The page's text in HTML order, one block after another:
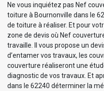
Ne vous inquiétez pas Nef
toiture à Bournonville dans le
de toiture à réaliser. Et pour
zone de devis où Nef
travaille. Il vous propose un
d’entamer vos travaux, les
couverture réaliseront une
diagnostic de vos travaux. Et
dans le 62240 déterminer la